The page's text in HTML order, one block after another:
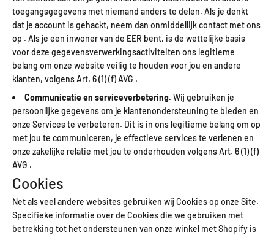
toegangsgegevens met niemand anders te delen. Als je denkt
dat je account is gehackt, neem dan onmiddellijk contact met ons
op . Als je een inwoner van de EER bent, is de wettelijke basis
voor deze gegevensverwerkingsactiviteiten ons legitieme
belang om onze website veilig te houden voor jou en andere
klanten, volgens Art. 6 (1) (f) AVG .
Communicatie en serviceverbetering. Wij gebruiken je
persoonlijke gegevens om je klantenondersteuning te bieden en
onze Services te verbeteren. Dit is in ons legitieme belang om op
met jou te communiceren, je effectieve services te verlenen en
onze zakelijke relatie met jou te onderhouden volgens Art. 6 (1) (f)
AVG .
Cookies
Net als veel andere websites gebruiken wij Cookies op onze Site.
Specifieke informatie over de Cookies die we gebruiken met
betrekking tot het ondersteunen van onze winkel met Shopify is